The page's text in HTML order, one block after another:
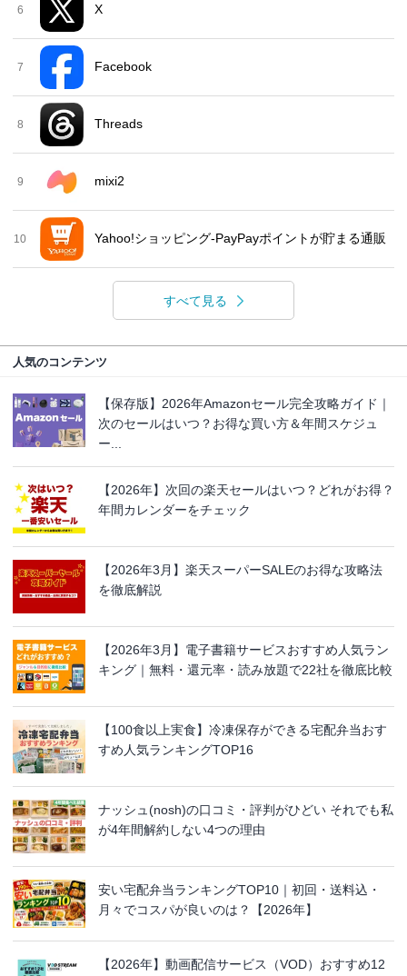
6 X
7 Facebook
8 Threads
9 mixi2
10 Yahoo!ショッピング-PayPayポイントが貯まる通販
すべて見る
人気のコンテンツ
【保存版】2026年Amazonセール完全攻略ガイド｜
次のセールはいつ？お得な買い方＆年間スケジュ
ー...
【2026年】次回の楽天セールはいつ？どれがお得？
年間カレンダーをチェック
【2026年3月】楽天スーパーSALEのお得な攻略法
を徹底解説
【2026年3月】電子書籍サービスおすすめ人気ラン
キング｜無料・還元率・読み放題で22社を徹底比較
【100食以上実食】冷凍保存ができる宅配弁当おす
すめ人気ランキングTOP16
ナッシュ(nosh)の口コミ・評判がひどい それでも私
が4年間解約しない4つの理由
安い宅配弁当ランキングTOP10｜初回・送料込・
月々でコスパが良いのは？【2026年】
【2026年】動画配信サービス（VOD）おすすめ12